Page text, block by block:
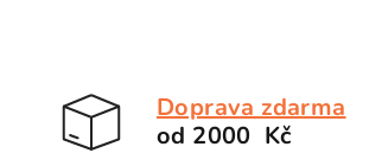
Doprava zdarma
od 2000 Kč